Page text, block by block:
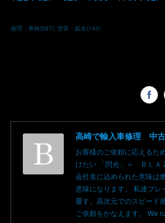
修理・車検(587) 塗装・鈑金(143)
お客様のご依頼に応えるた
けたい 「閃光」＝ ＢＬＡ
会社名に込められた意味は
意味になります。 私達ブレ
覆す、高次元でのスピード
ご依頼をかなえます。 We